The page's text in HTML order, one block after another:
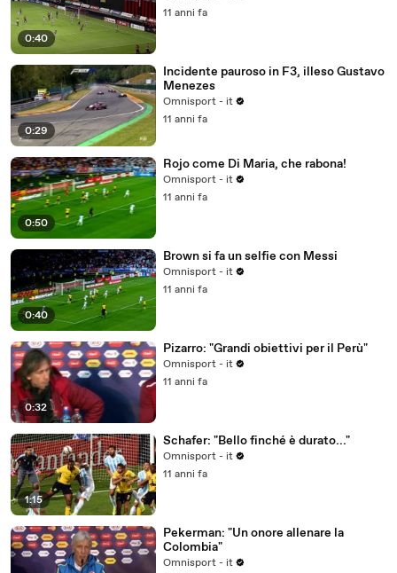
0:40
11 anni fa
0:29
Incidente pauroso in F3, illeso Gustavo
Menezes
Omnisport - it
11 anni fa
0:50
Rojo come Di Maria, che rabona!
Omnisport - it
11 anni fa
0:40
Brown si fa un selfie con Messi
Omnisport - it
11 anni fa
0:32
Pizarro: "Grandi obiettivi per il Perù"
Omnisport - it
11 anni fa
1:15
Schafer: "Bello finché è durato..."
Omnisport - it
11 anni fa
Pekerman: "Un onore allenare la
Colombia"
Omnisport - it